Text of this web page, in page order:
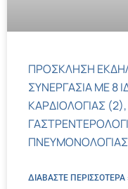
ΠΡΟΣΚΛΗΣΗ
ΣΥΝΕΡΓΑΣΙΑ ΜΕ 8
ΚΑΡΔΙΟΛΟΓΙΑΣ
ΠΝΕΥΜΟΝΟΛΟΓΙΑΣ
ΔΙΑΒΑΣΤΕ ΠΕΡΙΣΣΌΤΕΡΑ